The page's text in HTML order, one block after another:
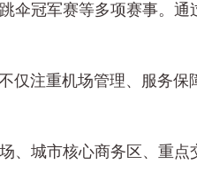
冠军赛等多项赛事。通
仅注重机场管理、服务
、城市核心商务区、重